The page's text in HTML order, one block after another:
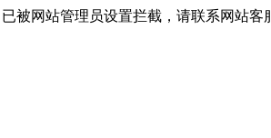
被网站管理员设置拦截，请联系网站客